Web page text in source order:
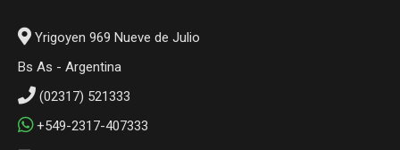
Yrigoyen 969 Nueve de Julio
Bs As - Argentina
(02317) 521333
+549-2317-407333